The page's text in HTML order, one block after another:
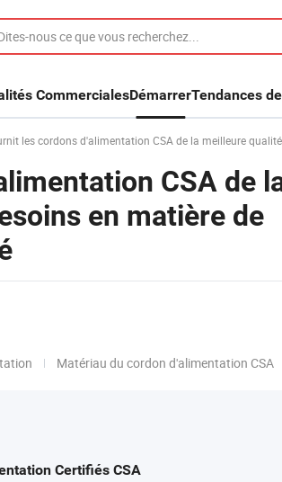
CommercialesDémarrerTendances
les cordons d'alimentation CSA de la meilleure qualité : répondre à vos besoins
CSA de
en matière de
Matériau du cordon d'alimentation CSA
Certifiés CSA